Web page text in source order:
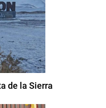
de la Sierra